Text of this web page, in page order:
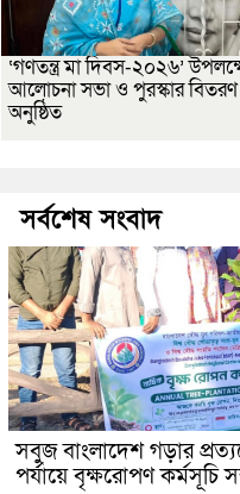
‘গণতন্ত্র মা দিবস-২০২৬’
আলোচনা সভা ও পুরস্কার বিতরণ
অনুষ্ঠিত
সর্বশেষ সংবাদ
সবুজ বাংলাদেশ গড়ার
পর্যায়ে বৃক্ষরোপণ কর্মসূচি